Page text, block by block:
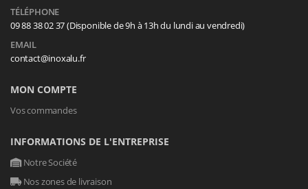
TÉLÉPHONE
09 88 38 02 37 (Disponible de 9h à 13h du lundi au vendredi)
EMAIL
contact@inoxalu.fr
MON COMPTE
Vos commandes
INFORMATIONS DE L'ENTREPRISE
Notre Société
Nos zones de livraison